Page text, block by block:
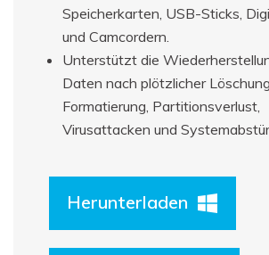
Speicherkarten, USB-Sticks,
und Camcordern.
Unterstützt die
Daten nach plötzlicher Löschung,
Formatierung, Partitionsverlust,
Virusattacken und
Herunterladen